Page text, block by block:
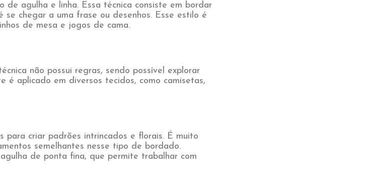
de agulha e linha. Essa técnica consiste em bordar
chegar a uma frase ou desenhos. Esse estilo é
de mesa e jogos de cama.
não possui regras, sendo possível explorar
é aplicado em diversos tecidos, como camisetas,
para criar padrões intrincados e florais. É muito
semelhantes nesse tipo de bordado.
de ponta fina, que permite trabalhar com